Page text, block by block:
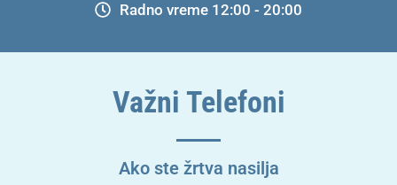
Radno vreme 12:00 - 20:00
Važni Telefoni
Ako ste žrtva nasilja